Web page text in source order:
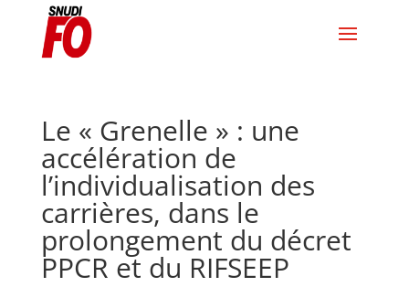
Le « Grenelle » : une
accélération de
l’individualisation des
carrières, dans le
prolongement du décret
PPCR et du RIFSEEP